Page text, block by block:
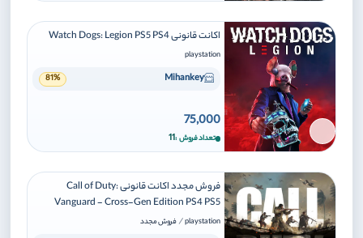
برای افزودن وارد شوید
اکانت قانونی Watch Dogs: Legion PS5 PS4
playstation
Mihankey
81%
75,000
تعداد فروش 11
فروش مجدد اکانت قانونی Call of Duty:
Vanguard - Cross-Gen Edition PS4 PS5
playstation
/ فروش مجدد